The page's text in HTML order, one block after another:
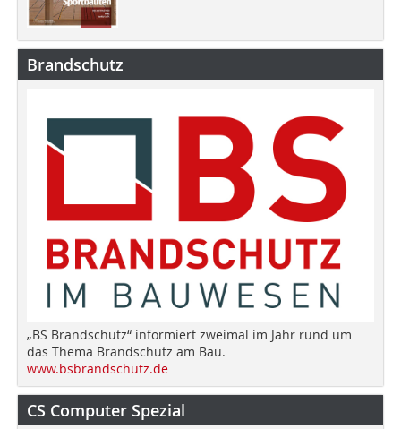
Brandschutz
„BS Brandschutz“ informiert zweimal im Jahr rund um
das Thema Brandschutz am Bau.
www.bsbrandschutz.de
CS Computer Spezial